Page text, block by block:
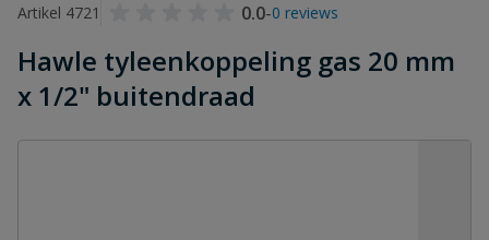
Artikel 4721
0.0-0 reviews
Hawle tyleenkoppeling gas 20 mm
x 1/2" buitendraad